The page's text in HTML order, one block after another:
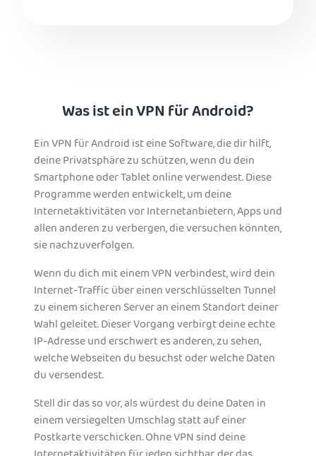
Was ist ein VPN für Android?
Ein VPN für Android ist eine Software, die dir hilft,
deine Privatsphäre zu schützen, wenn du dein
Smartphone oder Tablet online verwendest. Diese
Programme werden entwickelt, um deine
Internetaktivitäten vor Internetanbietern, Apps und
allen anderen zu verbergen, die versuchen könnten,
sie nachzuverfolgen.
Wenn du dich mit einem VPN verbindest, wird dein
Internet-Traffic über einen verschlüsselten Tunnel
zu einem sicheren Server an einem Standort deiner
Wahl geleitet. Dieser Vorgang verbirgt deine echte
IP-Adresse und erschwert es anderen, zu sehen,
welche Webseiten du besuchst oder welche Daten
du versendest.
Stell dir das so vor, als würdest du deine Daten in
einem versiegelten Umschlag statt auf einer
Postkarte verschicken. Ohne VPN sind deine